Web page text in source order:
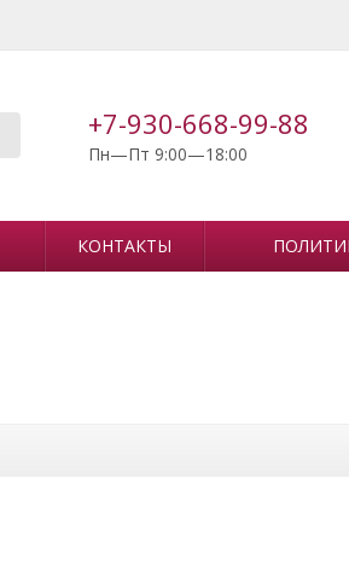
+7-930-668-99-88
Пн—Пт 9:00—18:00
КОНТАКТЫ